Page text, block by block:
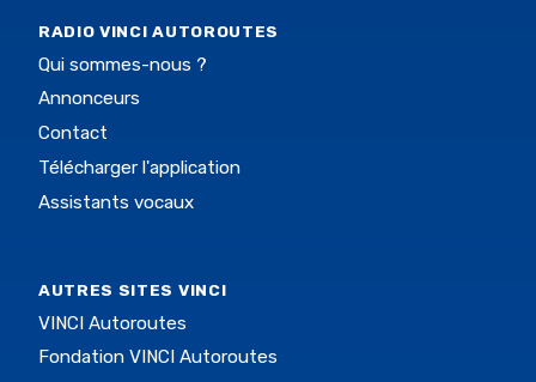
RADIO VINCI AUTOROUTES
Qui sommes-nous ?
Annonceurs
Contact
Télécharger l'application
Assistants vocaux
AUTRES SITES VINCI
VINCI Autoroutes
Fondation VINCI Autoroutes